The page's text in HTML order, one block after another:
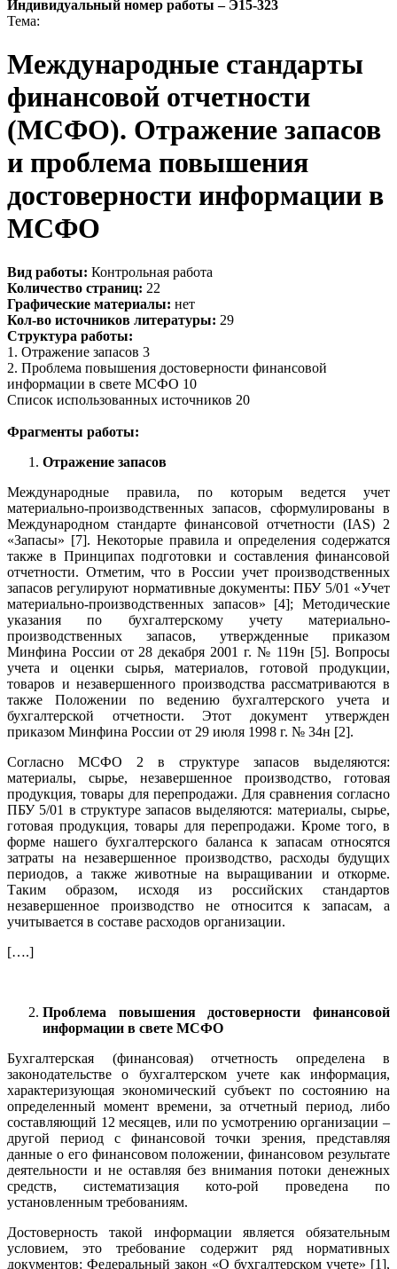
Индивидуальный номер работы – Э15-323
Тема:
Международные стандарты
финансовой отчетности
(МСФО). Отражение запасов
и проблема повышения
достоверности информации в
МСФО
Вид работы: Контрольная работа
Количество страниц: 22
Графические материалы: нет
Кол-во источников литературы: 29
Структура работы:
1. Отражение запасов 3
2. Проблема повышения достоверности финансовой
информации в свете МСФО 10
Список использованных источников 20
Фрагменты работы:
Отражение запасов
Международные правила, по которым ведется учет
материально-производственных запасов, сформулированы в
Международном стандарте финансовой отчетности (IAS) 2
«Запасы» [7]. Некоторые правила и определения содержатся
также в Принципах подготовки и составления финансовой
отчетности. Отметим, что в России учет производственных
запасов регулируют нормативные документы: ПБУ 5/01 «Учет
материально-производственных запасов» [4]; Методические
указания по бухгалтерскому учету материально-
производственных запасов, утвержденные приказом
Минфина России от 28 декабря 2001 г. № 119н [5]. Вопросы
учета и оценки сырья, материалов, готовой продукции,
товаров и незавершенного производства рассматриваются в
также Положении по ведению бухгалтерского учета и
бухгалтерской отчетности. Этот документ утвержден
приказом Минфина России от 29 июля 1998 г. № 34н [2].
Согласно МСФО 2 в структуре запасов выделяются:
материалы, сырье, незавершенное производство, готовая
продукция, товары для перепродажи. Для сравнения согласно
ПБУ 5/01 в структуре запасов выделяются: материалы, сырье,
готовая продукция, товары для перепродажи. Кроме того, в
форме нашего бухгалтерского баланса к запасам относятся
затраты на незавершенное производство, расходы будущих
периодов, а также животные на выращивании и откорме.
Таким образом, исходя из российских стандартов
незавершенное производство не относится к запасам, а
учитывается в составе расходов организации.
[….]
Проблема повышения достоверности финансовой
информации в свете МСФО
Бухгалтерская (финансовая) отчетность определена в
законодательстве о бухгалтерском учете как информация,
характеризующая экономический субъект по состоянию на
определенный момент времени, за отчетный период, либо
составляющий 12 месяцев, или по усмотрению организации –
другой период с финансовой точки зрения, представляя
данные о его финансовом положении, финансовом результате
деятельности и не оставляя без внимания потоки денежных
средств, систематизация кото-рой проведена по
установленным требованиям.
Достоверность такой информации является обязательным
условием, это требование содержит ряд нормативных
документов: Федеральный закон «О бухгалтерском учете» [1],